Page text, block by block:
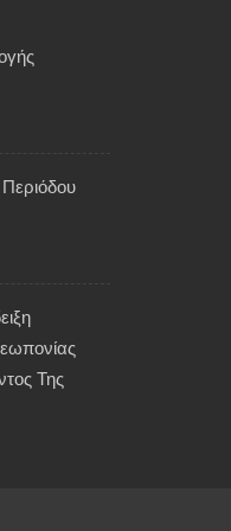
Της